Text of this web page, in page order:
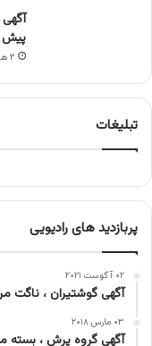
پیش
۲ هفته پیش
تبلیغات
پربازدید های رادیویی
۰۲ آگوست ۲۰۲۱
آگهی گوشتیران ، ناگت
۰۳ مارس ۲۰۱۸
آگهی گروه پرش ،